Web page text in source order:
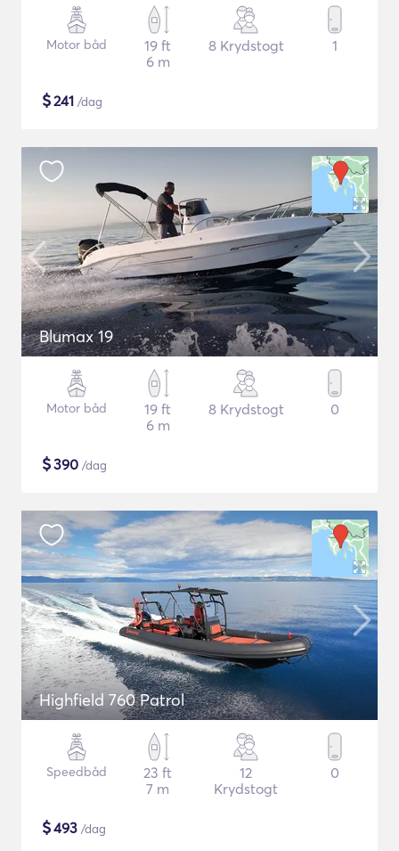
Motor båd
19 ft
6 m
8 Krydstogt 1
$241 /dag
Blumax 19
Motor båd
19 ft
6 m
8 Krydstogt 0
$390 /dag
Highfield 760 Patrol
Speedbåd
23 ft
7 m
12
Krydstogt
0
$493 /dag